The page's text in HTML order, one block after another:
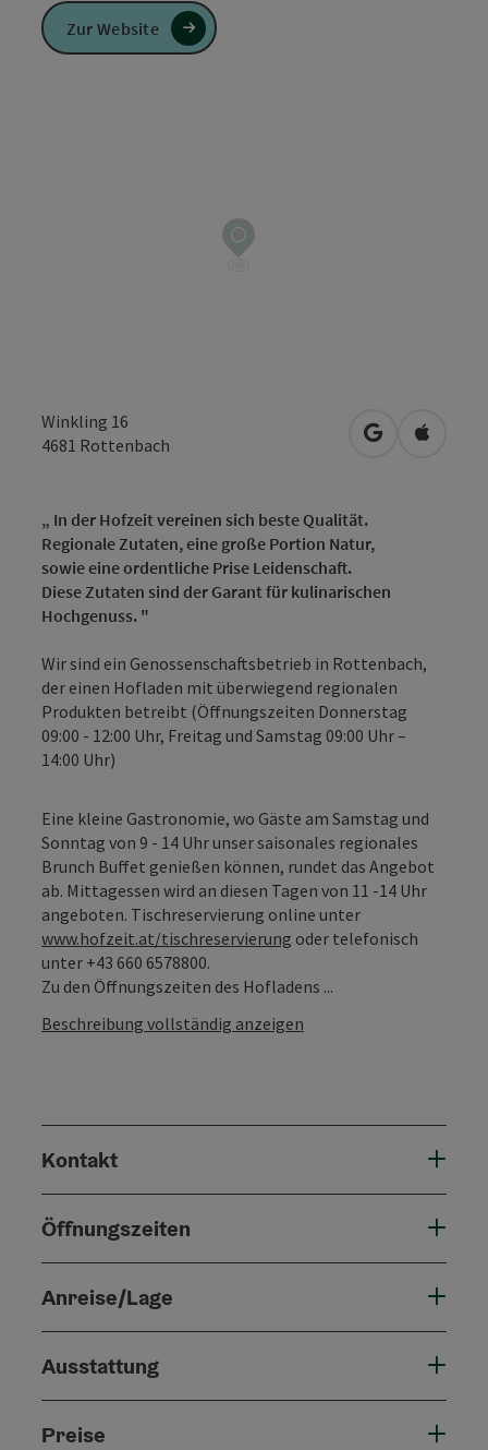
Winkling 16
4681 Rottenbach in Google
in
„ In der Hofzeit vereinen sich beste Qualität.
Regionale Zutaten, eine große Portion Natur,
sowie eine ordentliche Prise Leidenschaft.
Diese Zutaten sind der Garant für kulinarischen
Hochgenuss. "
Wir sind ein Genossenschaftsbetrieb in Rottenbach,
der einen Hofladen mit überwiegend regionalen
Produkten betreibt (Öffnungszeiten Donnerstag
09:00 - 12:00 Uhr, Freitag und Samstag 09:00 Uhr –
14:00 Uhr)
Eine kleine Gastronomie, wo Gäste am Samstag und
Sonntag von 9 - 14 Uhr unser saisonales regionales
Brunch Buffet genießen können, rundet das Angebot
ab. Mittagessen wird an diesen Tagen von 11 -14 Uhr
angeboten. Tischreservierung online unter
www.hofzeit.at/tischreservierung oder telefonisch
unter +43 660 6578800.
Zu den Öffnungszeiten des Hofladens ...
Beschreibung vollständig anzeigen
Kontakt
Öffnungszeiten
Anreise/Lage
Ausstattung
Preise
Zur Website